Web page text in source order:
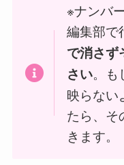
※ナンバ
編集部で
で消さず
さい。も
映らない
たら、そ
きます。